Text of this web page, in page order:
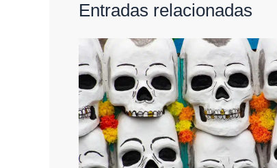
Entradas relacionadas